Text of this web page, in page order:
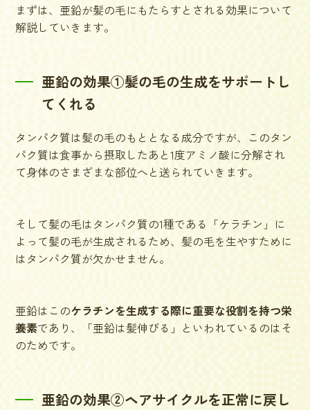
まずは、亜鉛が髪の毛にもたらすとされる効果について
解説していきます。
亜鉛の効果①髪の毛の生成をサポートし
てくれる
タンパク質は髪の毛のもととなる成分ですが、このタン
パク質は食事から摂取したあと1度アミノ酸に分解され
て身体のさまざまな部位へと送られていきます。
そして髪の毛はタンパク質の1種である 「ケラチン」に
よって髪の毛が生成されるため、髪の毛を生やすために
はタンパク質が欠かせません。
亜鉛はこのケラチンを生成する際に重要な役割を持つ栄
養素であり、「亜鉛は髪伸びる」といわれているのはそ
のためです。
亜鉛の効果②ヘアサイクルを正常に戻し